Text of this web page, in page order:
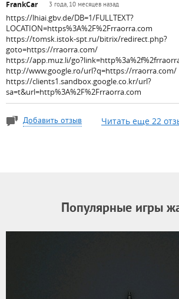
FrankCar 3 года, 10 месяцев назад
https://lhiai.gbv.de/DB=1/FULLTEXT?
LOCATION=https%3A%2F%2Frraorra.com
https://tomsk.istok-spt.ru/bitrix/redirect.php?
goto=https://rraorra.com/
https://app.muz.li/
http://www.google.ro/url?q=https://rraorra.com/
https://clients1.sandbox.google.co.kr/url?
sa=t&url=http%3A%2F%2Frraorra.com
Добавить отзыв Читать еще 22
Популярные игры